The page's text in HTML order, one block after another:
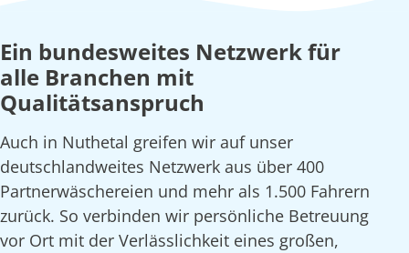
Ein bundesweites Netzwerk für
alle Branchen mit
Qualitätsanspruch
Auch in Nuthetal greifen wir auf unser
deutschlandweites Netzwerk aus über 400
Partnerwäschereien und mehr als 1.500 Fahrern
zurück. So verbinden wir persönliche Betreuung
vor Ort mit der Verlässlichkeit eines großen,